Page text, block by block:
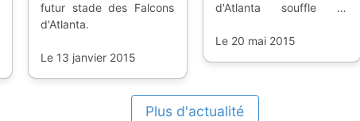
futur stade des Falcons
d'Atlanta.
Le 13 janvier 2015
d'Atlanta souffle sa
avons droit à une vidéo
Le 20 mai 2015
Plus d'actualité